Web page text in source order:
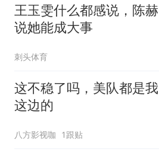
王玉雯什么都感说，陈赫
说她能成大事
刺头体育
这不稳了吗，美队都是我
这边的
八方影视咖 1跟贴